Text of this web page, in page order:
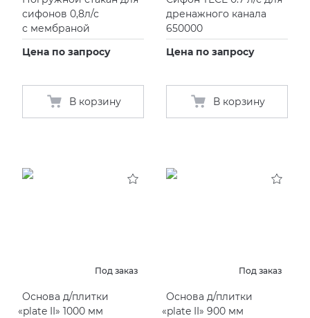
сифонов 0,8л/с
с мембраной
Цена по запросу
В корзину
дренажного канала
650000
Цена по запросу
В корзину
Под заказ
Основа д/плитки
«plate II» 1000 мм
Под заказ
Основа д/плитки
«plate II» 900 мм